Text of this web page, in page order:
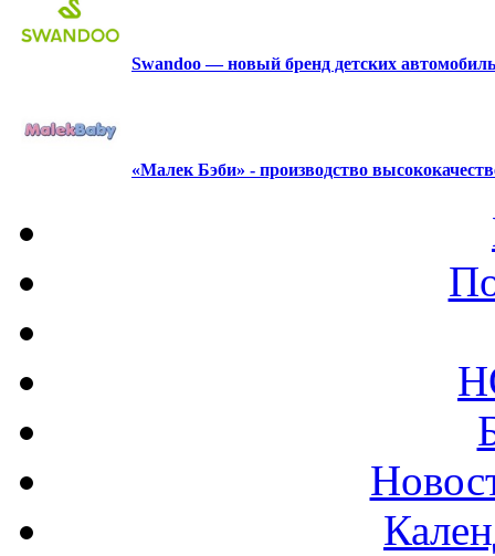
Swandoo — новый бренд детских
«Малек Бэби» - производство